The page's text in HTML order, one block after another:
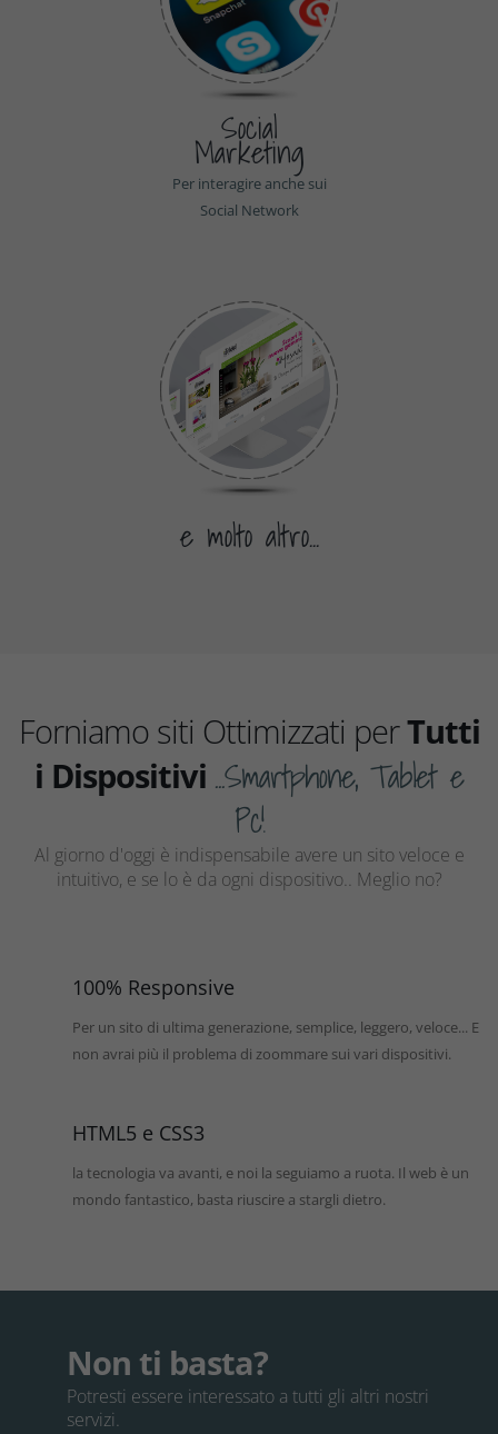
Social
Marketing
Per interagire anche sui
Social Network
e molto altro...
Forniamo siti Ottimizzati perTutti
i Dispositivi ...Smartphone, Tablet e
Pc!
Al giorno d'oggi è indispensabile avere un sito veloce e
intuitivo, e se lo è da ogni dispositivo.. Meglio no?
100% Responsive
Per un sito di ultima generazione, semplice, leggero, veloce... E
non avrai più il problema di zoommare sui vari dispositivi.
HTML5 e CSS3
la tecnologia va avanti, e noi la seguiamo a ruota. Il web è un
mondo fantastico, basta riuscire a stargli dietro.
Non ti basta?
Potresti essere interessato a tutti gli altri nostri
servizi.